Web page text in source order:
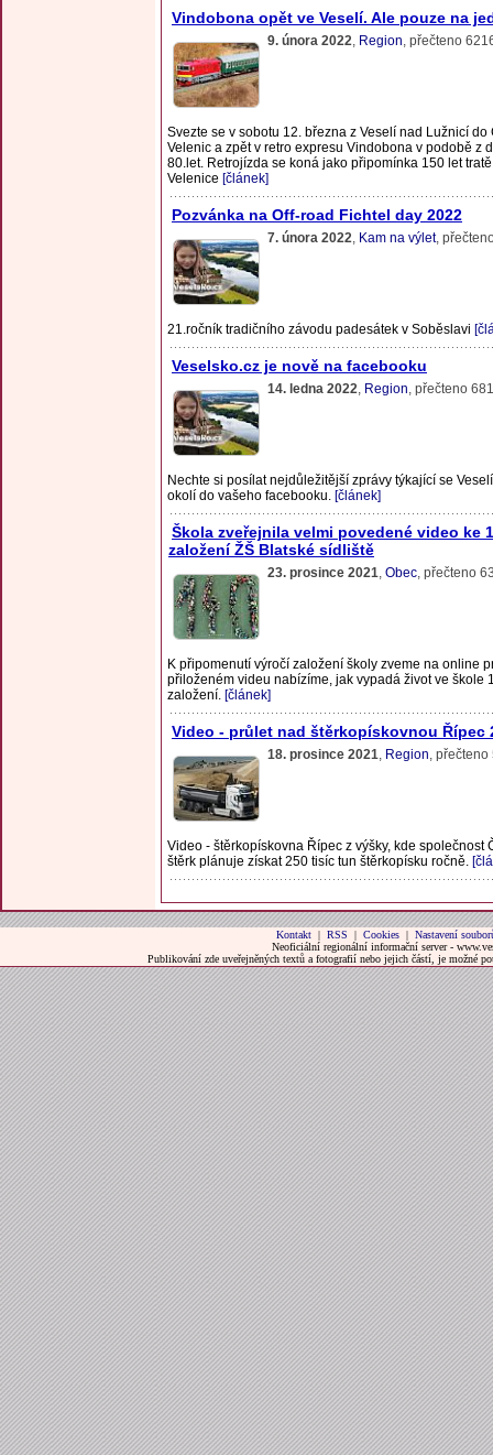
Vindobona opět ve Veselí. Ale pouze na
9. února 2022, Region, přečteno
Svezte se v sobotu 12. března z Veselí nad Lužnicí do
Velenic a zpět v retro expresu Vindobona v podobě z
80.let. Retrojízda se koná jako připomínka 150 let
Velenice [článek]
Pozvánka na Off-road Fichtel day 2022
7. února 2022, Kam na výlet,
21.ročník tradičního závodu padesátek v Soběslavi
Veselsko.cz je nově na facebooku
14. ledna 2022, Region, přečteno
Nechte si posílat nejdůležitější zprávy týkající se
okolí do vašeho facebooku. [článek]
Škola zveřejnila velmi povedené video ke
založení ŽŠ Blatské sídliště
23. prosince 2021,Obec, přečteno
K připomenutí výročí založení školy zveme na online
přiloženém videu nabízíme, jak vypadá život ve škole
založení. [článek]
Video - průlet nad štěrkopískovnou Řípec
18. prosince 2021, Region, přečteno
Video - štěrkopískovna Řípec z výšky, kde společnost
štěrk plánuje získat 250 tisíc tun štěrkopísku ročně.
Kontakt| RSS | Cookies| Nastavení
Neoficiální regionální informační server -
Publikování zde uveřejněných textů a fotografií nebo jejich částí, je možné